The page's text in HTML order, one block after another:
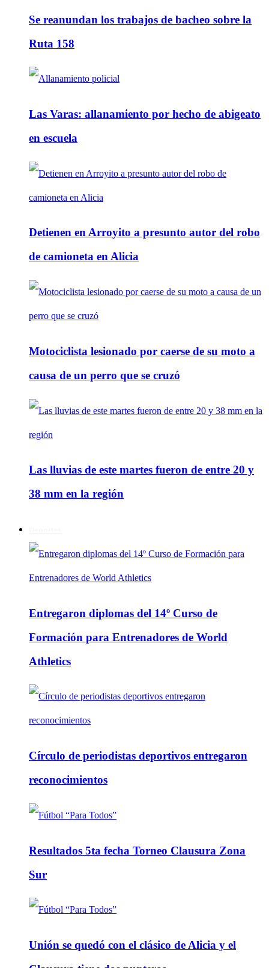
Se reanundan los trabajos de bacheo sobre la
Ruta 158
Las Varas: allanamiento por hecho de abigeato
en escuela
Detienen en Arroyito a presunto autor del robo
de camioneta en Alicia
Motociclista lesionado por caerse de su moto a
causa de un perro que se cruzó
Las lluvias de este martes fueron de entre 20 y
38 mm en la región
Entregaron diplomas del 14º Curso de
Formación para Entrenadores de World
Athletics
Círculo de periodistas deportivos entregaron
reconocimientos
Resultados 5ta fecha Torneo Clausura Zona
Sur
Unión se quedó con el clásico de Alicia y el